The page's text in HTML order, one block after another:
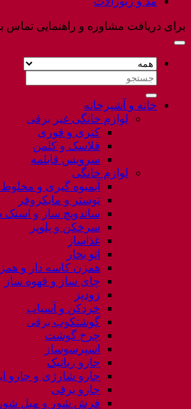
برای دریافت مشاوره و راهنمایی تماس
جستجو
خانه و آشپزخانه
لوازم خانگی غیر برقی
کتری و قوری
فلاسک و کلمن
سرویس قابلمه
لوازم خانگی
آبمیوه گیری و
توستر و مایکروفر
ساندویچ ساز و اسنک
سرخکن و پلوپز
غذاساز
اتو بخار
همزن کاسه دار و
چای ساز و قهوه ساز
زودپز
خردکن و آسیاب
گوشتکوب برقی
چرخ گوشت
اسپرسوساز
جارو رباتیک
جارو شارژی و جارو
جارو برقی
فرش شور و مبل شور